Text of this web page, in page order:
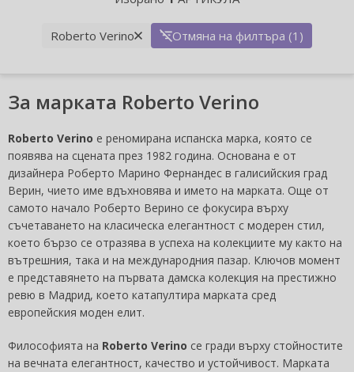
Roberto Verino Отмяна на филтъра (1)
За марката Roberto Verino
Roberto Verino е реномирана испанска марка, която се
появява на сцената през 1982 година. Основана е от
дизайнера Роберто Марино Фернандес в галисийския град
Верин, чието име вдъхновява и името на марката. Още от
самото начало Роберто Верино се фокусира върху
съчетаването на класическа елегантност с модерен стил,
което бързо се отразява в успеха на колекциите му както на
вътрешния, така и на международния пазар. Ключов момент
е представянето на първата дамска колекция на престижно
ревю в Мадрид, което катапултира марката сред
европейския моден елит.
Философията на Roberto Verino се гради върху стойностите
на вечната елегантност, качество и устойчивост. Марката